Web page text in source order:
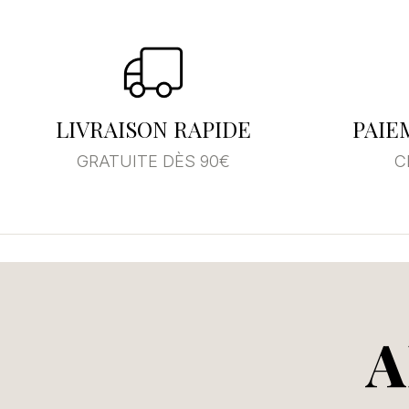
LIVRAISON RAPIDE
GRATUITE DÈS 90€